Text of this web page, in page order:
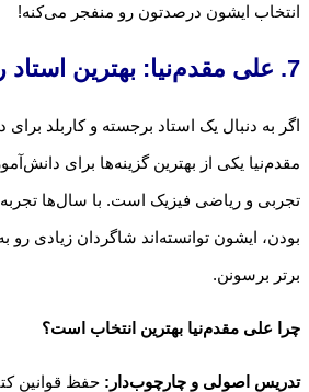
انتخاب ایشون درصدتون رو منفجر می‌کنه!
7. علی مقدم‌نیا: بهترین استاد ریاضی
اگر به دنبال یک استاد برجسته و کاربلد
مقدم‌نیا یکی از بهترین گزینه‌ها برای
تجربی و ریاضی فیزیک است. با سال‌ها
بودن، ایشون توانسته‌اند شاگردان زیادی رو
برتر برسونن.
چرا علی مقدم‌نیا بهترین انتخاب است؟
تدریس اصولی و چارچوب‌دار: حفظ قوانین